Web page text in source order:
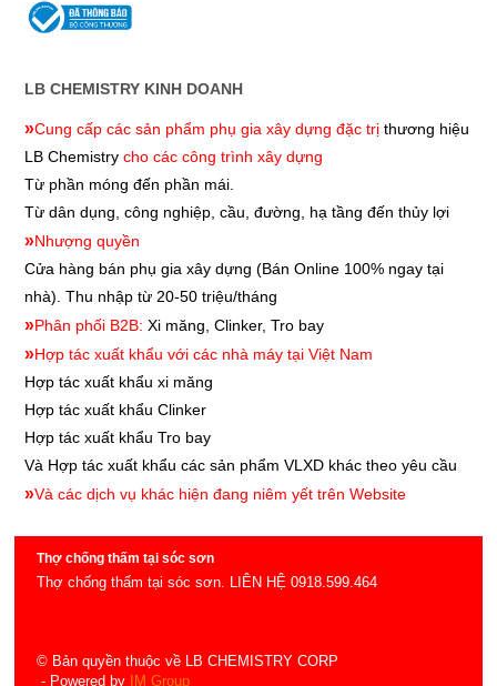
Thợ chống thấm tại sóc sơn
Thợ chống thấm tại sóc sơn. LIÊN HỆ 0918.599.464
LB CHEMISTRY KINH DOANH
»Cung cấp các sản phẩm phụ gia xây dựng đặc trị thương hiệu
LB Chemistrycho các công trình xây dựng
Từ phần móng đến phần mái.
Từ dân dụng, công nghiệp, cầu, đường, hạ tầng đến thủy lợi
»Nhượng quyền
Cửa hàng bán phụ gia xây dựng (Bán Online 100% ngay tại
nhà). Thu nhập từ 20-50 triệu/tháng
»Phân phối B2B: Xi măng, Clinker, Tro bay
»Hợp tác xuất khẩu với các nhà máy tại Việt Nam
Hợp tác xuất khẩu xi măng
Hợp tác xuất khẩu Clinker
Hợp tác xuất khẩu Tro bay
Và Hợp tác xuất khẩu các sản phẩm VLXD khác theo yêu cầu
»Và các dịch vụ khác hiện đang niêm yết trên Website
© Bản quyền thuộc về LB CHEMISTRY CORP
- Powered by
IM Group